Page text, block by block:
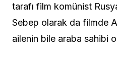
tarafı film komünist
Sebep olarak da filmde
ailenin bile araba sahibi